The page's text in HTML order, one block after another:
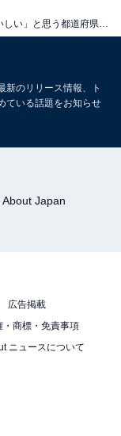
新のリリース情報、ト
ている話題をお知らせ
About Japan
広告掲載
・商標・免責事項
ニュースについて